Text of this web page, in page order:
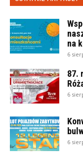
na
6
87.
6
6